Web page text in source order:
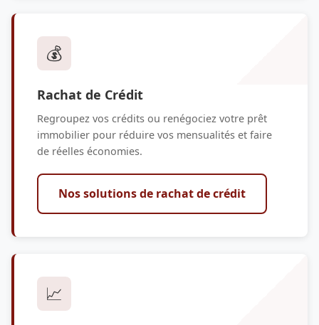
💰
Rachat de Crédit
Regroupez vos crédits ou renégociez votre prêt
immobilier pour réduire vos mensualités et faire
de réelles économies.
Nos solutions de rachat de crédit
📈